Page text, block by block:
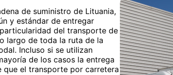
de suministro de Lituania,
y estándar de entregar
del transporte de
largo de toda la ruta de la
Incluso si se utilizan
de los casos la entrega
que el transporte por carretera